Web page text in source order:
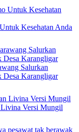
Kesehatan Anda
Salurkan
Desa Karangligar
Versi Mungil